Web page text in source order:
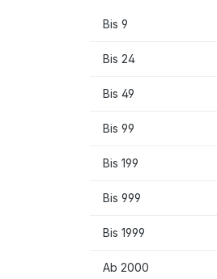
Bis 9
Bis 24
Bis 49
Bis 99
Bis 199
Bis 999
Bis 1999
Ab 2000